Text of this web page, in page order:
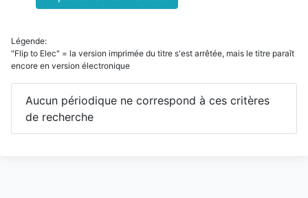
Légende:
"Flip to Elec" = la version imprimée du titre s'est arrêtée, mais le titre paraît
encore en version électronique
Aucun périodique ne correspond à ces critères
de recherche